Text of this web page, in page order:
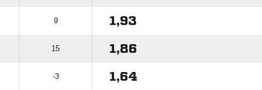
9 1,93
15 1,86
-3 1,64